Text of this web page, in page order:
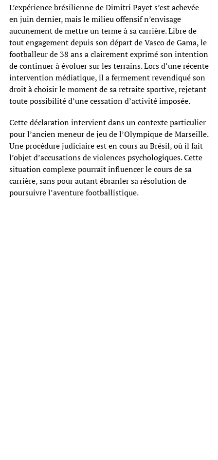
L’expérience brésilienne de Dimitri Payet s’est achevée
en juin dernier, mais le milieu offensif n’envisage
aucunement de mettre un terme à sa carrière. Libre de
tout engagement depuis son départ de Vasco de Gama, le
footballeur de 38 ans a clairement exprimé son intention
de continuer à évoluer sur les terrains. Lors d’une récente
intervention médiatique, il a fermement revendiqué son
droit à choisir le moment de sa retraite sportive, rejetant
toute possibilité d’une cessation d’activité imposée.
Cette déclaration intervient dans un contexte particulier
pour l’ancien meneur de jeu de l’Olympique de Marseille.
Une procédure judiciaire est en cours au Brésil, où il fait
l’objet d’accusations de violences psychologiques. Cette
situation complexe pourrait influencer le cours de sa
carrière, sans pour autant ébranler sa résolution de
poursuivre l’aventure footballistique.